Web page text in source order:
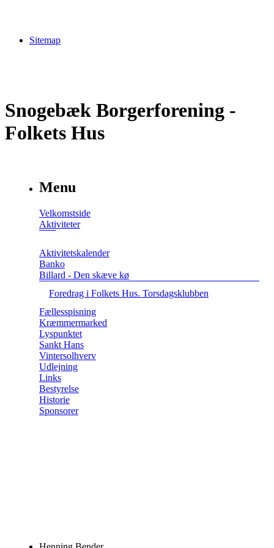
Sitemap
Snogebæk Borgerforening -
Folkets Hus
Menu
Velkomstside
Aktiviteter
Aktivitetskalender
Banko
Billard - Den skæve kø
Foredrag i Folkets Hus. Torsdagsklubben
Fællesspisning
Kræmmermarked
Lyspunktet
Sankt Hans
Vintersolhverv
Udlejning
Links
Bestyrelse
Historie
Sponsorer